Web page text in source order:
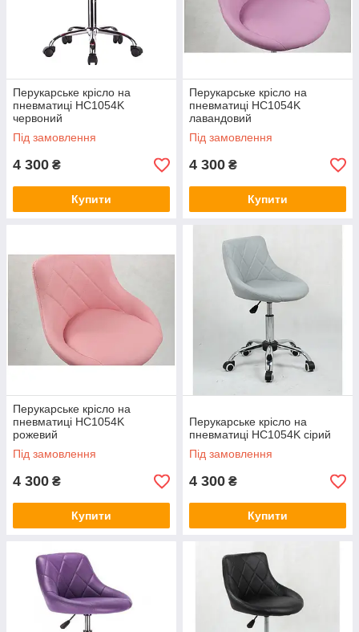
Перукарське крісло на
пневматиці HC1054K
червоний
Під замовлення
4 300 ₴
Купити
Перукарське крісло на
пневматиці HC1054K
лавандовий
Під замовлення
4 300 ₴
Купити
Перукарське крісло на
пневматиці HC1054K
рожевий
Під замовлення
4 300 ₴
Купити
Перукарське крісло на
пневматиці HC1054K сірий
Під замовлення
4 300 ₴
Купити